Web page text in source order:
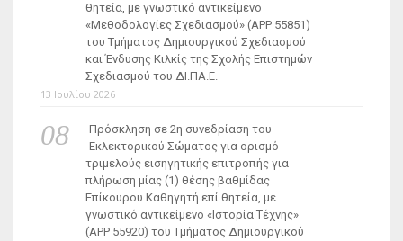
θητεία, με γνωστικό αντικείμενο
«Μεθοδολογίες Σχεδιασμού» (ΑΡΡ 55851)
του Τμήματος Δημιουργικού Σχεδιασμού
και Ένδυσης Κιλκίς της Σχολής Επιστημών
Σχεδιασμού του ΔΙ.ΠΑ.Ε.
13 Ιουλίου 2026
Πρόσκληση σε 2η συνεδρίαση του
Εκλεκτορικού Σώματος για ορισμό
τριμελούς εισηγητικής επιτροπής για
πλήρωση μίας (1) θέσης βαθμίδας
Επίκουρου Καθηγητή επί θητεία, με
γνωστικό αντικείμενο «Ιστορία Τέχνης»
(ΑΡΡ 55920) του Τμήματος Δημιουργικού